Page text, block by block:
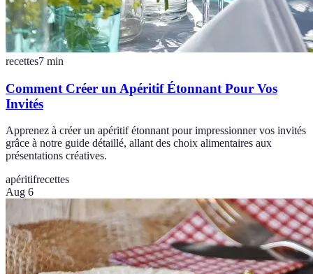
recettes7 min
Comment Créer un Apéritif Étonnant Pour Vos
Invités
Apprenez à créer un apéritif étonnant pour impressionner vos invités
grâce à notre guide détaillé, allant des choix alimentaires aux
présentations créatives.
apéritifrecettes
Aug 6